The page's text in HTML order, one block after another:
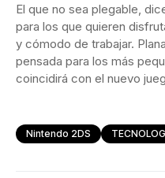
El que no sea plegable,
para los que quieren
y cómodo de trabajar.
pensada para los más
coincidirá con el nuevo
Nintendo 2DS